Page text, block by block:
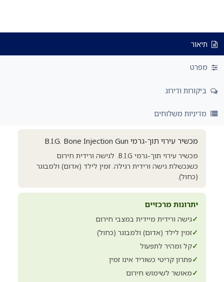
תיאור
מפרט
ביקורות ודירוג
מדיניות משלוחים
מכשיר עירוי תוך-גרמי B.I.G. Bone Injection Gun
מכשיר עירוי תוך-גרמי B.I.G. לגישה ורידית חירום
כשנכשלת גישה ורידית רגילה. זמין לילד (אדום) ולמבוגר
(כחול).
יתרונות מרכזיים
✓גישה ורידית מיידית במצבי חירום
✓זמין לילד (אדום) ולמבוגר (כחול)
✓קל ומהיר לתפעול
✓פתרון קריטי כשוריד אינו זמין
✓מאושר לשימוש חירום